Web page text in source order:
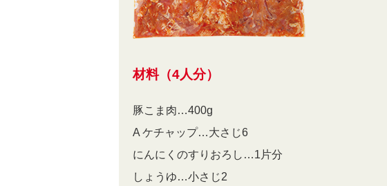
材料（4人分）
豚こま肉…400g
A ケチャップ…大さじ6
にんにくのすりおろし…1片分
しょうゆ…小さじ2